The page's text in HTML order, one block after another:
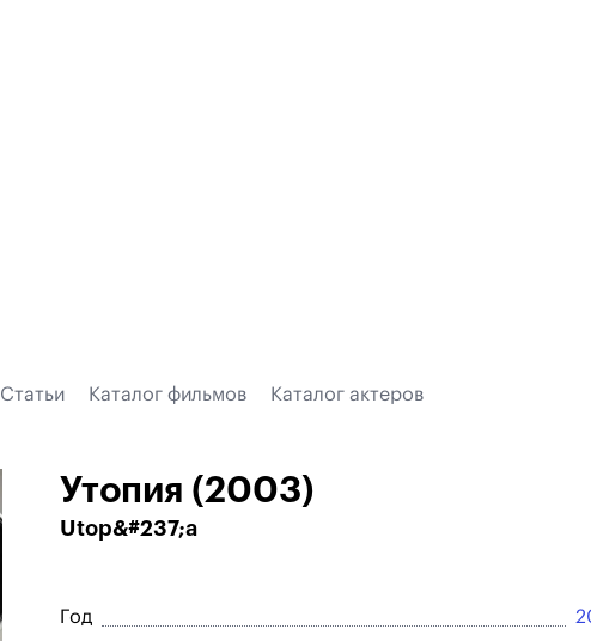
Статьи Каталог фильмов Каталог актеров
Утопия (2003)
Utop&#237;a
Год